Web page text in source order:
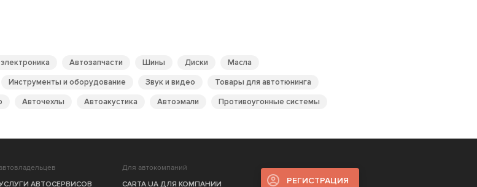
Автозапчасти Шины Диски
Масла
Инструменты и оборудование Звук и видео
Товары для автотюнинга
Авточехлы Автоакустика Автоэмали Противоугонные системы
АВТОСЕРВИСОВ
Для автокомпаний
CARTA.UA ДЛЯ КОМПАНИИ
РЕГИСТРАЦИЯ